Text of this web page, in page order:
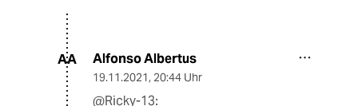
AA Alfonso Albertus
19.11.2021, 20:44 Uhr
@Ricky-13: